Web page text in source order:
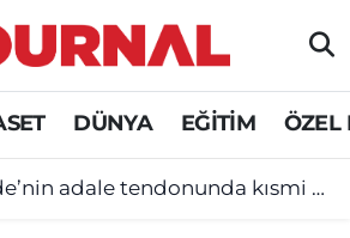
DÜNYA EĞİTİM ÖZEL
adale tendonunda kısmi yırtık tespit edildi